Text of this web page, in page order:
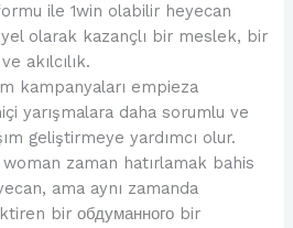
ile 1win olabilir heyecan
olarak kazançlı bir meslek, bir
akılcılık.
kampanyaları empieza
yarışmalara daha sorumlu ve
geliştirmeye yardımcı olur.
zaman hatırlamak bahis
ama aynı zamanda
bir обдуманного bir